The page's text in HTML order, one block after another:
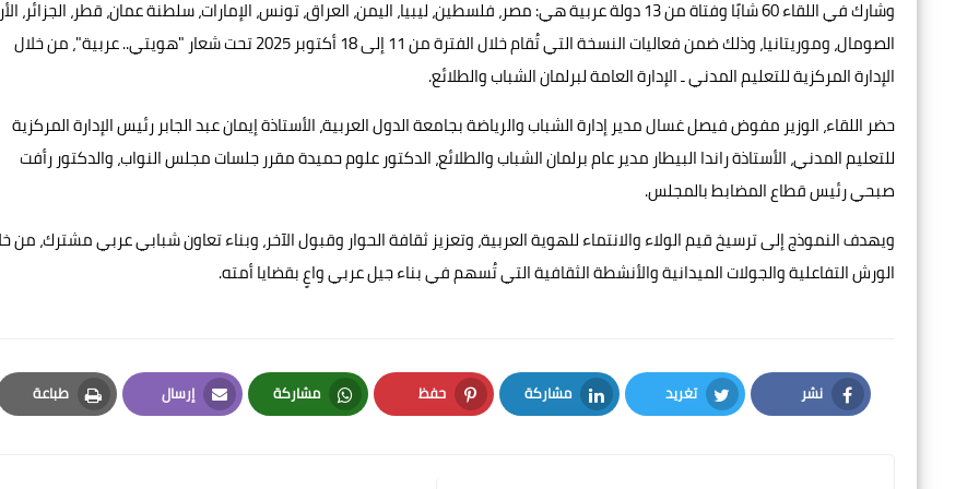
وشارك في اللقاء 60 شابًا وفتاة من 13 دولة عربية هي: مصر، فلسطين، ليبيا، اليمن، العراق، تونس، الإمارات، سلطنة عمان، قطر، الجزائر،
الصومال، وموريتانيا، وذلك ضمن فعاليات النسخة التي تُقام خلال الفترة من 11 إلى 18 أكتوبر 2025 تحت شعار "هويتي.. عربية"، من خلال
الإدارة المركزية للتعليم المدني ـ الإدارة العامة لبرلمان الشباب والطلائع.
حضر اللقاء، الوزير مفوض فيصل غسال مدير إدارة الشباب والرياضة بجامعة الدول العربية، الأستاذة إيمان عبد الجابر رئيس الإدارة المركزية
للتعليم المدني، الأستاذة راندا البيطار مدير عام برلمان الشباب والطلائع، الدكتور علوم حميدة مقرر جلسات مجلس النواب، والدكتور رأفت
صبحي رئيس قطاع المضابط بالمجلس.
ويهدف النموذج إلى ترسيخ قيم الولاء والانتماء للهوية العربية، وتعزيز ثقافة الحوار وقبول الآخر، وبناء تعاون شبابي عربي مشترك، من
الورش التفاعلية والجولات الميدانية والأنشطة الثقافية التي تُسهم في بناء جيل عربي واعٍ بقضايا أمته.
نشر
Facebook
تغريد
Twitter
مشاركة
LinkedIn
حفظ
Pinterest
مشاركة
Whatsapp
إرسال
Email
طباعة
Print